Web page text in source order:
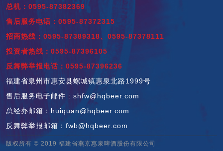
总机：0595-87382369
售后服务电话：0595-87372315
招商热线：0595-87389318、0595-87378111
投资者热线：0595-87396105
反舞弊举报电话：0595-87396236
福建省泉州市惠安县螺城镇惠泉北路1999号
售后服务电子邮件 : shfw@hqbeer.com
总经办邮箱：huiquan@hqbeer.com
反舞弊举报邮箱：fwb@hqbeer.com
版权所有 © 2019 福建省燕京惠泉啤酒股份有限公司